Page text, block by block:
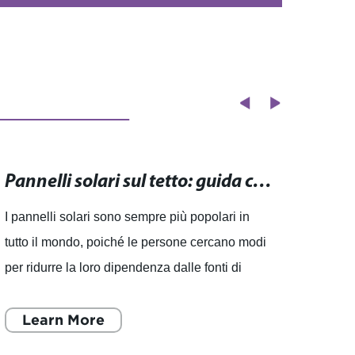
Pannelli solari sul tetto: guida completa all'installazione e vantaggi.
I pannelli solari sono sempre più popolari in
tutto il mondo, poiché le persone cercano modi
per ridurre la loro dipendenza dalle fonti di
sull'ambiente. Co
Learn More